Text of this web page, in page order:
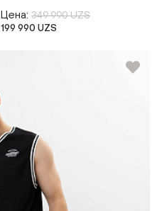
Цена: 349 990 UZS
199 990 UZS